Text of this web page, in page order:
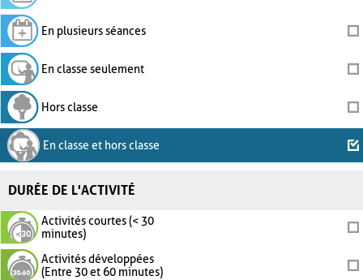
En plusieurs séances
En classe seulement
Hors classe
En classe et hors classe
DURÉE DE L'ACTIVITÉ
Activités courtes (< 30
minutes)
Activités développées
(Entre 30 et 60 minutes)